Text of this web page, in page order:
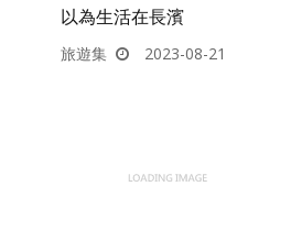
以為生活在長濱
旅遊集 2023-08-21